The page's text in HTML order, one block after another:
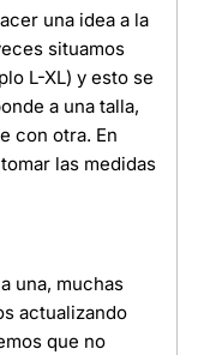
una idea a la
situamos
L-XL) y esto se
a una talla,
con otra. En
las medidas
una, muchas
actualizando
que no